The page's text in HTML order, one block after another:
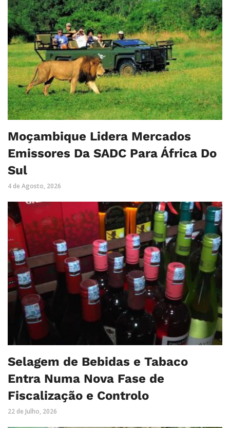
Moçambique Lidera Mercados
Emissores Da SADC Para África Do
Sul
4 de Agosto, 2026
Selagem de Bebidas e Tabaco
Entra Numa Nova Fase de
Fiscalização e Controlo
22 de Julho, 2026